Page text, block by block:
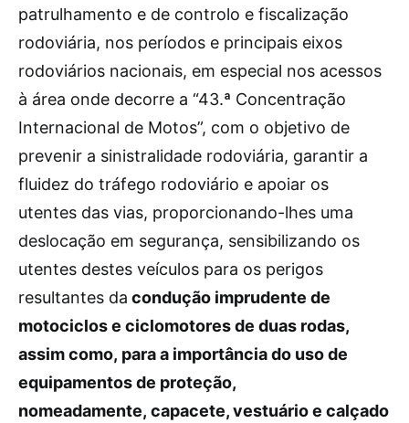
patrulhamento e de controlo e fiscalização
rodoviária, nos períodos e principais eixos
rodoviários nacionais, em especial nos acessos
à área onde decorre a “43.ª Concentração
Internacional de Motos”, com o objetivo de
prevenir a sinistralidade rodoviária, garantir a
fluidez do tráfego rodoviário e apoiar os
utentes das vias, proporcionando-lhes uma
deslocação em segurança, sensibilizando os
utentes destes veículos para os perigos
resultantes da condução imprudente de
motociclos e ciclomotores de duas rodas,
assim como, para a importância do uso de
equipamentos de proteção,
nomeadamente, capacete, vestuário e calçado